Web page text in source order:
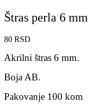
Štras perla 6
80 RSD
Akrilni štras 6 mm.
Boja AB.
Pakovanje 100 kom